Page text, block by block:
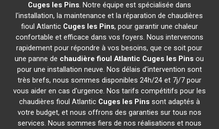
Cuges les Pins. Notre équipe est spécialisée dans
l'installation, la maintenance et la réparation de chaudières
fioul Atlantic Cuges les Pins, pour garantir une chaleur
confortable et efficace dans vos foyers. Nous intervenons
rapidement pour répondre à vos besoins, que ce soit pour
une panne de chaudière fioul Atlantic Cuges les Pins ou
pour une installation neuve. Nos délais d'intervention sont
très brefs, nous sommes disponibles 24h/24 et 7j/7 pour
vous aider en cas d'urgence. Nos tarifs compétitifs pour les
chaudières fioul Atlantic Cuges les Pinssont adaptés à
votre budget, et nous offrons des garanties sur tous nos
services. Nous sommes fiers de nos réalisations et nous